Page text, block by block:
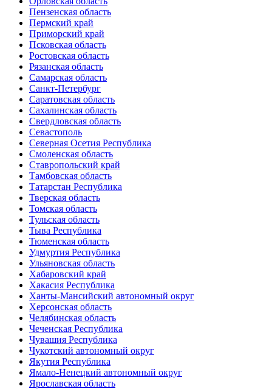
Пензенская область
Пермский край
Приморский край
Псковская область
Ростовская область
Рязанская область
Самарская область
Санкт-Петербург
Саратовская область
Сахалинская область
Свердловская область
Севастополь
Северная Осетия Республика
Смоленская область
Ставропольский край
Тамбовская область
Татарстан Республика
Тверская область
Томская область
Тульская область
Тыва Республика
Тюменская область
Удмуртия Республика
Ульяновская область
Хабаровский край
Хакасия Республика
Ханты-Мансийский автономный округ
Херсонская область
Челябинская область
Чеченская Республика
Чувашия Республика
Чукотский автономный округ
Якутия Республика
Ямало-Ненецкий автономный округ
Ярославская область